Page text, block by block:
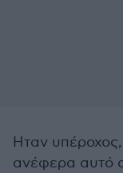
Ηταν
ανέφερα αυτό